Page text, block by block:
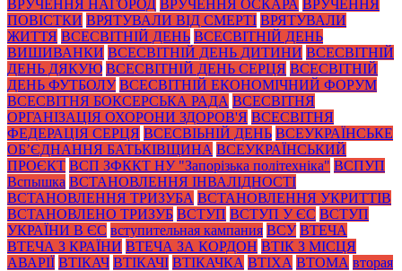
ВРУЧЕННЯ НАГОРОД ВРУЧЕННЯ ОСКАРА ВРУЧЕННЯ
ПОВІСТКИ ВРЯТУВАЛИ ВІД СМЕРТІ ВРЯТУВАЛИ
ЖИТТЯ ВСЕСВІТНІЙ ДЕНЬ ВСЕСВІТНІЙ ДЕНЬ
ВИШИВАНКИ ВСЕСВІТНІЙ ДЕНЬ ДИТИНИ ВСЕСВІТНІЙ
ДЕНЬ ДЯКУЮ ВСЕСВІТНІЙ ДЕНЬ СЕРЦЯ ВСЕСВІТНІЙ
ДЕНЬ ФУТБОЛУ ВСЕСВІТНІЙ ЕКОНОМІЧНИЙ ФОРУМ
ВСЕСВІТНЯ БОКСЕРСЬКА РАДА ВСЕСВІТНЯ
ОРГАНІЗАЦІЯ ОХОРОНИ ЗДОРОВ'Я ВСЕСВІТНЯ
ФЕДЕРАЦІЯ СЕРЦЯ ВСЕСВІЬНІЙ ДЕНЬ ВСЕУКРАЇНСЬКЕ
ОБ’ЄДНАННЯ БАТЬКІВЩИНА ВСЕУКРАЇНСЬКИЙ
ПРОЄКТ ВСП ЗФККТ НУ "Запорізька політехніка" ВСПУП
Вспышка ВСТАНОВЛЕННЯ ІНВАЛІДНОСТІ
ВСТАНОВЛЕННЯ ТРИЗУБА ВСТАНОВЛЕННЯ УКРИТТІВ
ВСТАНОВЛЕНО ТРИЗУБ ВСТУП ВСТУП У ЄС ВСТУП
УКРАЇНИ В ЄС вступительная кампания ВСУ ВТЕЧА
ВТЕЧА З КРАЇНИ ВТЕЧА ЗА КОРДОН ВТІК З МІСЦЯ
АВАРІЇ ВТІКАЧ ВТІКАЧІ ВТІКАЧКА ВТІХА ВТОМА вторая